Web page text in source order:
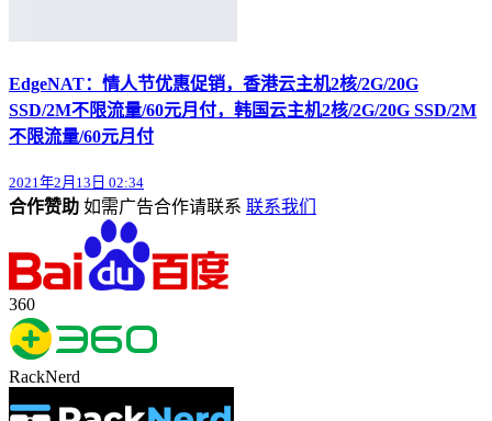
EdgeNAT：情人节优惠促销，香港云主机2核/2G/20G
SSD/2M不限流量/60元月付，韩国云主机2核/2G/20G SSD/2M
不限流量/60元月付
2021年2月13日 02:34
合作赞助 如需广告合作请联系 联系我们
360
RackNerd